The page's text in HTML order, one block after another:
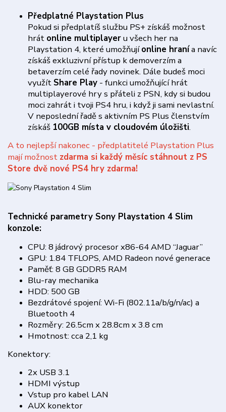
Předplatné Playstation Plus
Pokud si předplatíš službu PS+ získáš možnost
hrát online multiplayeru všech her na
Playstation 4, které umožňujíonline hranía navíc
získáš exkluzivní přístup k demoverzím a
betaverzím celé řady novinek. Dále budeš moci
využít Share Play - funkci umožňující hrát
multiplayerové hry s přáteli z PSN, kdy si budou
moci zahrát i tvoji PS4 hru, i když ji sami nevlastní.
V neposlední řadě s aktivním PS Plus členstvím
získáš 100GB místa v cloudovém úložišti.
A to nejlepší nakonec - předplatitelé Playstation Plus
mají možnost zdarma si každý měsíc stáhnout z PS
Store dvě nové PS4 hry zdarma!
Technické parametry Sony Playstation 4 Slim
konzole:
CPU: 8 jádrový procesor x86-64 AMD “Jaguar”
GPU: 1.84 TFLOPS, AMD Radeon nové generace
Paměť: 8 GB GDDR5 RAM
Blu-ray mechanika
HDD: 500 GB
Bezdrátové spojení: Wi-Fi (802.11a/b/g/n/ac) a
Bluetooth 4
Rozměry: 26.5cm x 28.8cm x 3.8 cm
Hmotnost: cca 2,1 kg
Konektory:
2x USB 3.1
HDMI výstup
Vstup pro kabel LAN
AUX konektor